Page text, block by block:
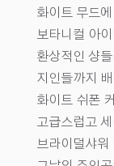
화이트 무드
보타니컬 아
환상적인 샹
지인들까지
화이트 쉬폰
고급스럽고
브라이덜샤워